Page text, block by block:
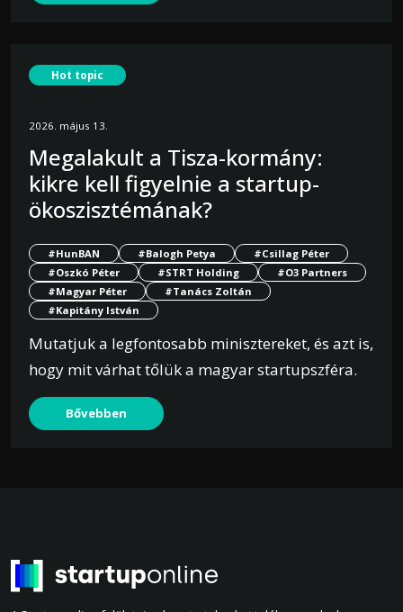
Hot topic
2026. május 13.
Megalakult a Tisza-kormány:
kikre kell figyelnie a startup-
ökoszisztémának?
#HunBAN #Balogh Petya
#Csillag Péter
#Oszkó Péter
#STRT Holding
#O3 Partners
#Magyar Péter
#Tanács Zoltán
#Kapitány István
Mutatjuk a legfontosabb minisztereket, és azt is,
hogy mit várhat tőlük a magyar startupszféra.
Bővebben